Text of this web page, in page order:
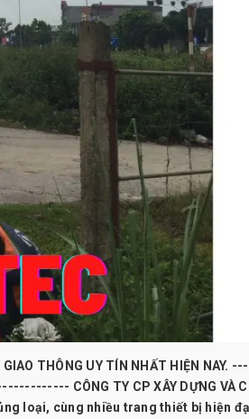
THÔNG UY TÍN NHẤT HIỆN NAY.
CÔNG TY CP XÂY DỰNG VÀ
loại, cùng nhiều trang thiết bị hiện